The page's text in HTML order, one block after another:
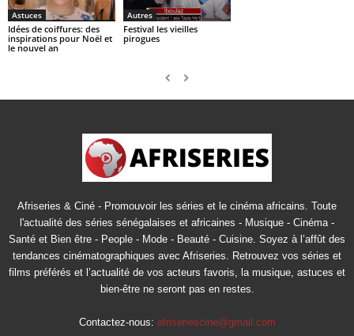
Astuces
Idées de coiffures: des
inspirations pour Noël et
le nouvel an
Autres
Festival les vieilles
pirogues
Afriseries & Ciné - Promouvoir les séries et le cinéma africains. Toute
l'actualité des séries sénégalaises et africaines - Musique - Cinéma -
Santé et Bien être - People - Mode - Beauté - Cuisine. Soyez à l’affût des
tendances cinématographiques avec Afriseries. Retrouvez vos séries et
films préférés et l’actualité de vos acteurs favoris, la musique, astuces et
bien-être ne seront pas en restes.
Contactez-nous: afriseriescine@gmail.com